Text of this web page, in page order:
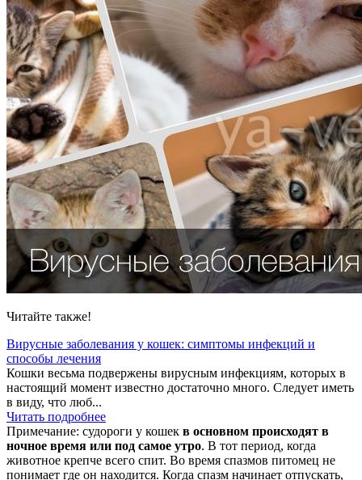
Читайте также!
Вирусные заболевания у кошек: симптомы инфекций и
способы лечения
Кошки весьма подвержены вирусным инфекциям, которых в
настоящий момент известно достаточно много. Следует иметь
в виду, что люб...
Читать подробнее
Примечание: судороги у кошек в основном происходят в
ночное время или под самое утро. В тот период, когда
животное крепче всего спит. Во время спазмов питомец не
понимает где он находится. Когда спазм начинает отпускать,